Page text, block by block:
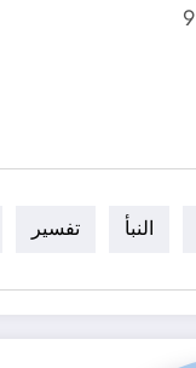
9
النبأ تفسير